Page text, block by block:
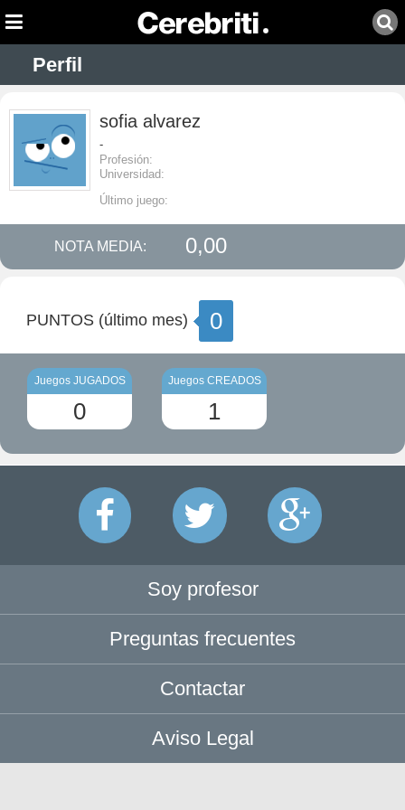
Perfil
sofia alvarez
-
Profesión:
Universidad:
Último juego:
NOTA MEDIA: 0,00
PUNTOS (último mes) 0
Juegos JUGADOS
0
Juegos CREADOS
1
Soy profesor
Preguntas frecuentes
Contactar
Aviso Legal